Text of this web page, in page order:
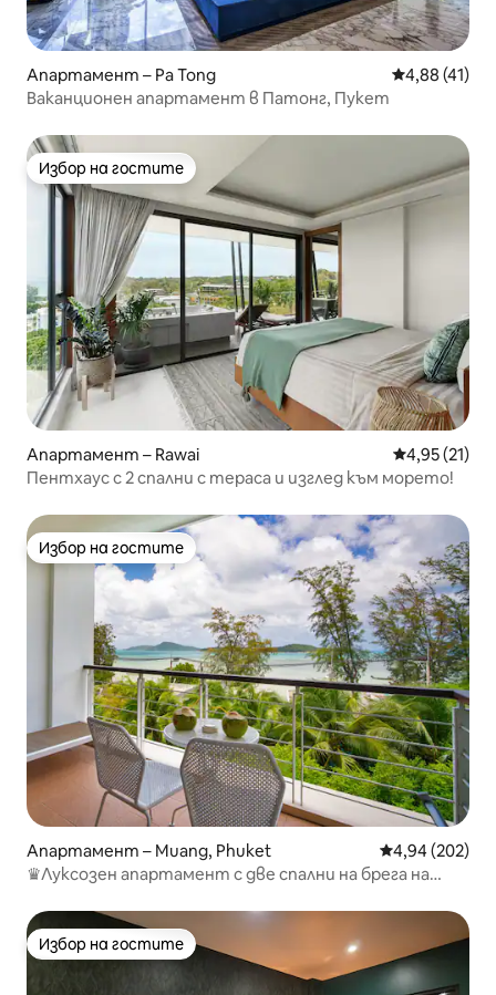
Апартамент – Pa Tong Средна
4,88 (41)
Ваканционен апартамент в Патонг, Пукет
Избор на гостите
Избор на гостите
Апартамент – Rawai Средна
4,95 (21)
Пентхаус с 2 спални с тераса и изглед към морето!
Избор на гостите
Избор на гостите
Апартамент – Muang, Phuket Средна
4,94 (202)
♛Луксозен апартамент с две спални на брега на
Избор на гостите
Избор на гостите